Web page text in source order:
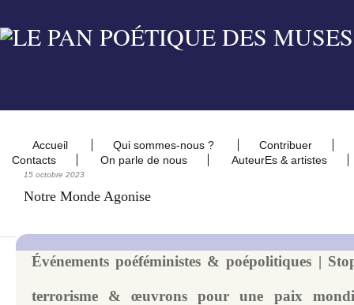
Accueil Qui sommes-nous ?
Contribuer
Contacts
On parle de nous AuteurEs & artistes
15 octobre 2023
Notre Monde Agonise
Événements poéféministes & poépolitiques |
terrorisme & œuvrons pour une paix